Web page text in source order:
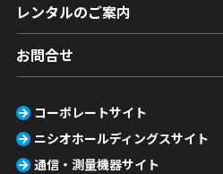
レンタルのご案内
お問合せ
コーポレートサイト
ニシオホールディングスサイト
通信・測量機器サイト